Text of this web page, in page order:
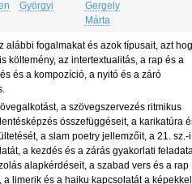
Györgyi
Gergely
Márta
alábbi fogalmakat és azok típusait, azt
költemény, az intertextualitás, a rap és a
és a kompozíció, a nyitó és a záró
a szövegszervezés ritmikus
összefüggéseit, a karikatúra
a slam poetry jellemzőit, a 21. sz.-i
a kezdés és a zárás gyakorlati
alapkérdéseit, a szabad vers és a rap
a limerik és a haiku kapcsolatát a